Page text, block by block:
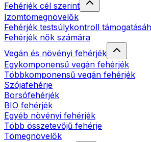
Fehérjék cél szerint
Izomtömegnövelők
Fehérjék testsúlykontroll
Fehérjék nők számára
Vegán és növényi fehérjék
Egykomponensű vegán fehérjék
Többkomponensű vegán fehérjék
Szójafehérje
Borsófehérjék
BIO fehérjék
Egyéb növényi fehérjék
Több összetevőjű fehérje
Tömegnövelők